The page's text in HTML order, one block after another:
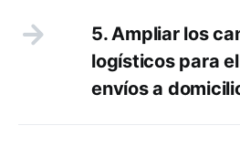
5. Ampliar los
logísticos para
envíos a